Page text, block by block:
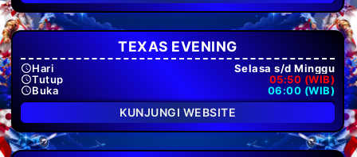
TEXAS EVENING
Hari
Selasa s/d Minggu
Tutup
05:50 (WIB)
Buka
06:00 (WIB)
KUNJUNGI WEBSITE